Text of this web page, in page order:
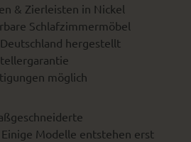
& Zierleisten in Nickel
Schlafzimmermöbel
hergestellt
möglich
Modelle entstehen erst